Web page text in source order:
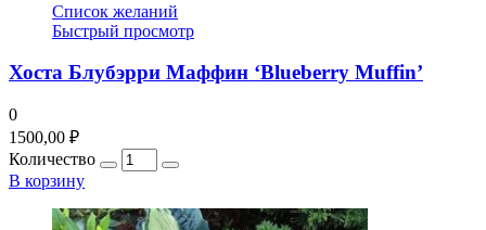
Список желаний
Быстрый просмотр
Хоста Блубэрри Маффин ‘Blueberry Muffin’
0
1500,00 ₽
Количество
В корзину